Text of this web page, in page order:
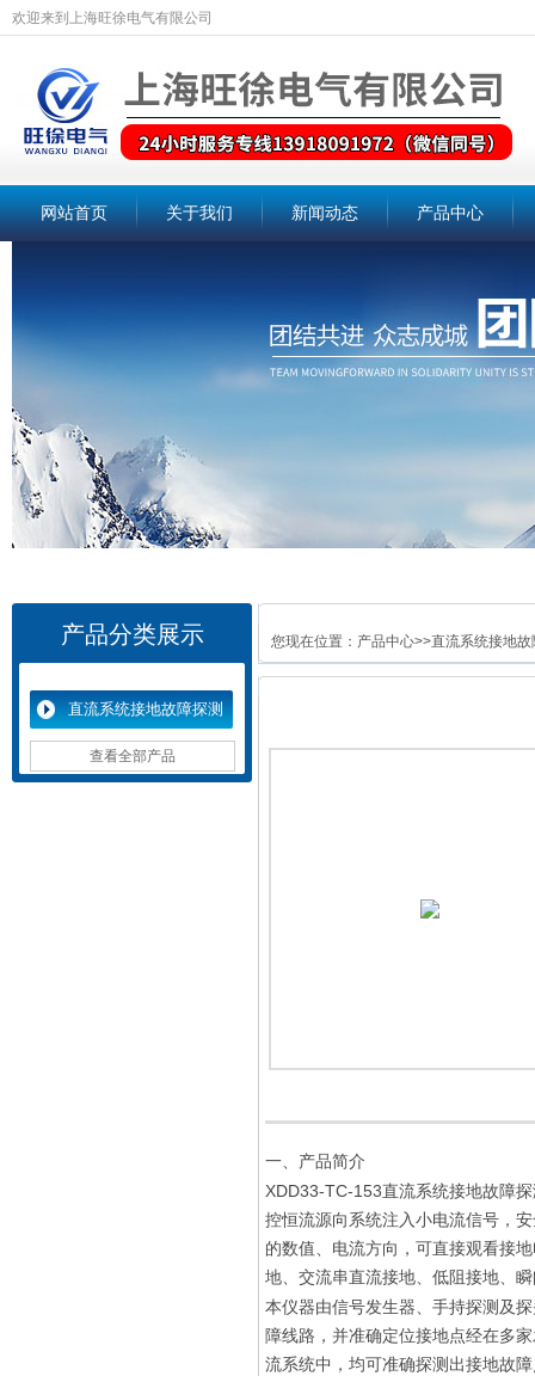
欢迎来到上海旺徐电气有限公司
网站首页 关于我们 新闻动态 产品中心
产品分类展示
直流系统接地故障探测
仪 查看全部产品
您现在位置： 产品中心>>直流系统接地故
一、产品简介
XDD33-TC-153直流系统接地故障
控恒流源向系统注入小电流信号，
的数值、电流方向，可直接观看接
地、交流串直流接地、低阻接地、
本仪器由信号发生器、手持探测及
障线路，并准确定位接地点经在多
流系统中，均可准确探测出接地故